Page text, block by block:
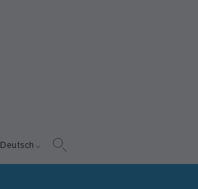
Deutsch